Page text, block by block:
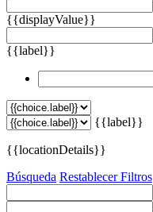
{{displayValue}}
{{label}}
{{label}}
{{locationDetails}}
Búsqueda Restablecer Filtros